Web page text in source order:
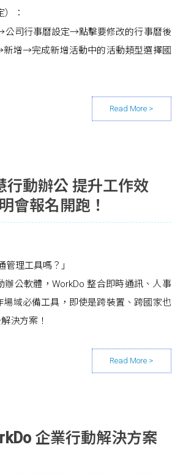
：
司行事曆設定→點擊要修改的行事曆後
增→完成新增活動中的活動類型選擇國
行動辦公 提升工作效
會報名開跑！
管理工具嗎？」
公軟體，WorkDo 整合即時通訊、人事
域必備工具，即使是跨裝置、跨國家也
決方案！
企業行動解決方案